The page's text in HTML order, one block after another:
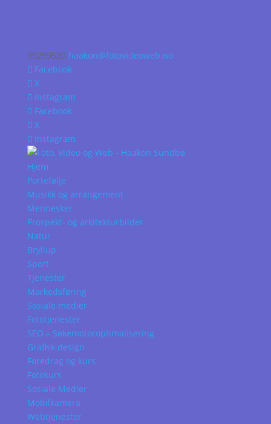
99299520 haakon@fotovideoweb.no
Facebook
X
Instagram
Facebook
X
Instagram
Hjem
Portefølje
Musikk og arrangement
Mennesker
Prospekt- og arkitekturbilder
Natur
Bryllup
Sport
Tjenester
Markedsføring
Sosiale medier
Fototjenester
SEO – Søkemotoroptimalisering
Grafisk design
Foredrag og kurs
Fotokurs
Sosiale Medier
Mobilkamera
Webtjenester